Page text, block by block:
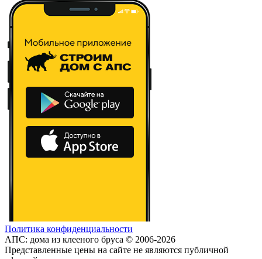
Политика конфиденциальности
АПС: дома из клееного бруса © 2006-2026
Представленные цены на сайте не являются публичной